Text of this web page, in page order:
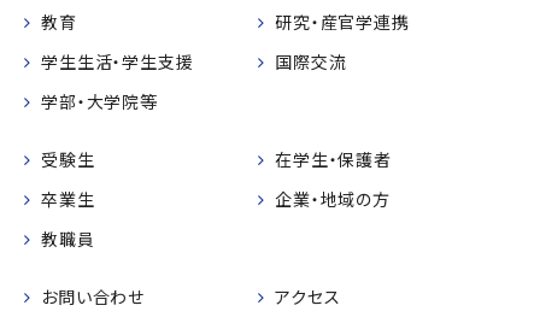
教育
研究・産官学連携
学生生活・学生支援
国際交流
学部・大学院等
受験生
在学生・保護者
卒業生
企業・地域の方
教職員
お問い合わせ
アクセス